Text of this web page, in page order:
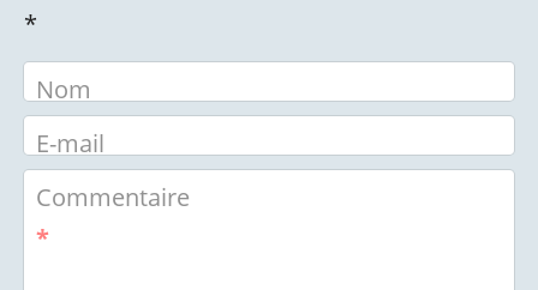
*
Nom
E-mail
Commentaire
*